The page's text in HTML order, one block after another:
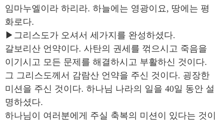
임마누엘이라 하리라. 하늘에는 영광이요, 땅에는 평
화로다.
▶그리스도가 오셔서 세가지를 완성하셨다.
갈보리산 언약이다. 사탄의 권세를 꺾으시고 죽음을
이기시고 모든 문제를 해결하시고 부활하신 것이다.
그 그리스도께서 감람산 언약을 주신 것이다. 굉장한
미션을 주신 것이다. 하나님 나라의 일을 40일 동안 설
명하셨다.
하나님이 여러분에게 주실 축복의 미션이 있다는 것이